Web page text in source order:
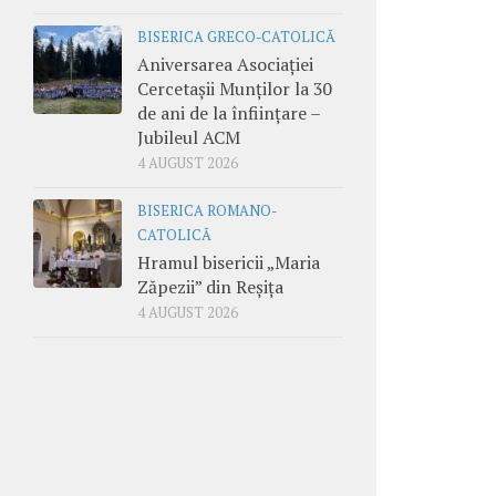
BISERICA GRECO-CATOLICĂ
Aniversarea Asociației
Cercetașii Munților la 30
de ani de la înființare –
Jubileul ACM
4 AUGUST 2026
BISERICA ROMANO-
CATOLICĂ
Hramul bisericii „Maria
Zăpezii” din Reșița
4 AUGUST 2026